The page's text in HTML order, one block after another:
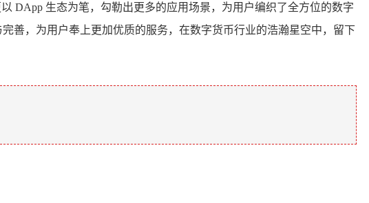
DApp 生态为笔，勾勒出更多的应用场景，为用户编织了全方位的数字
善，为用户奉上更加优质的服务，在数字货币行业的浩瀚星空中，留下